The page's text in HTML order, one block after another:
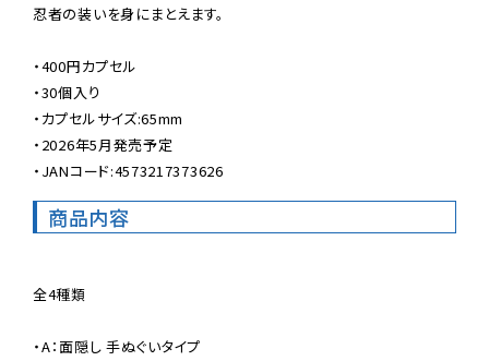
忍者の装いを身にまとえます。
・400円カプセル
・30個入り
・カプセルサイズ:65mm
・2026年5月発売予定
・JANコード:4573217373626
商品内容
全4種類
・A：面隠し 手ぬぐいタイプ